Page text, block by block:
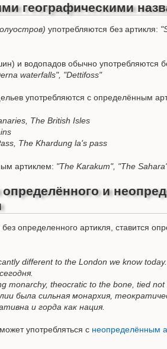
географическими
употребляются без артикля:
и водопадов обычно употребляются
waterfalls", "Dettifoss"
употребляются с определённым
The British Isles
The Khardung la's pass
артиклем: "The Karakum", "The
и
определенного артикля, ставится
different to the London we know
monarchy, theocratic to the bone, tied
была сильная монархия,
и горда как нация.
употребляться с неопределённым